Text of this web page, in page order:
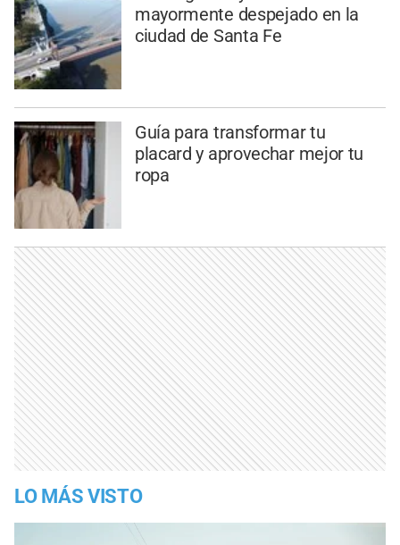
mayormente despejado en la
ciudad de Santa Fe
Guía para transformar tu
placard y aprovechar mejor tu
ropa
LO MÁS VISTO